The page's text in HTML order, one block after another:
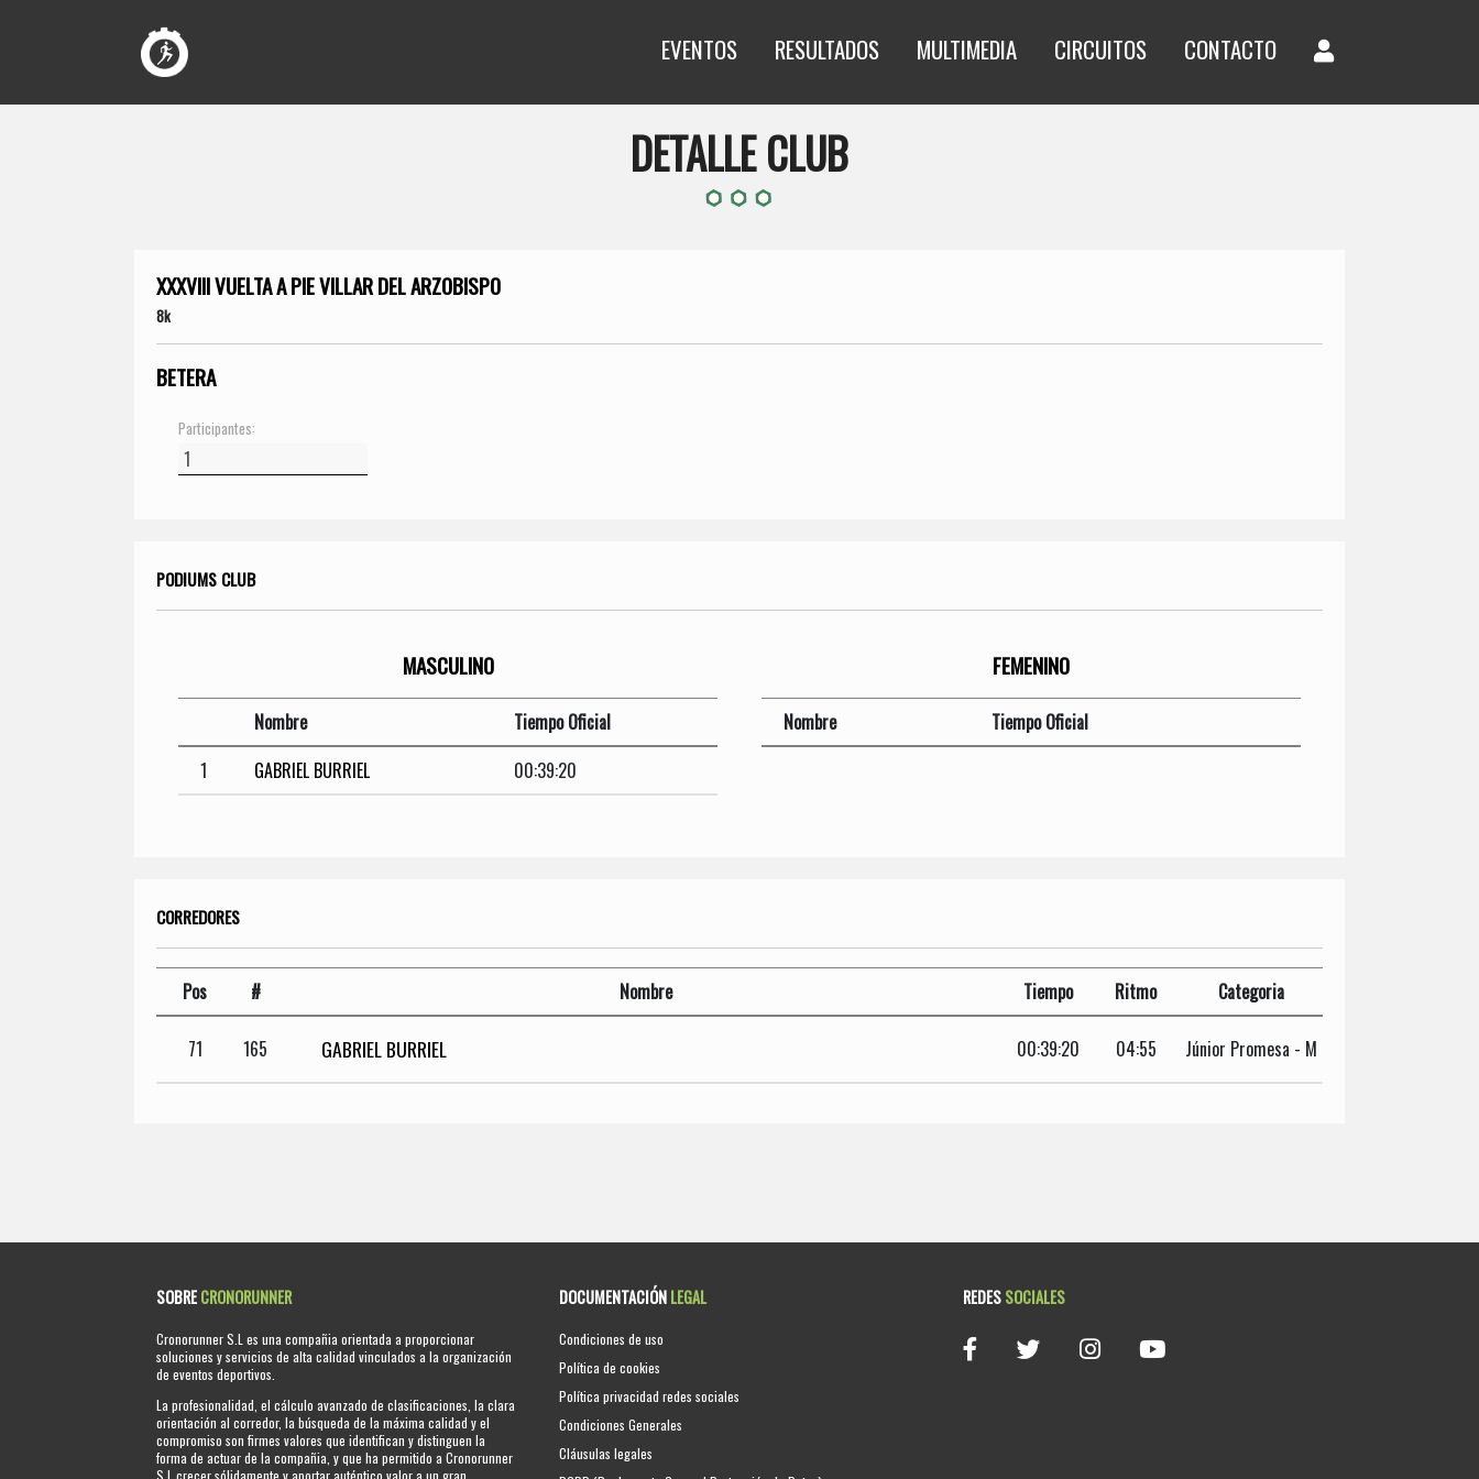
EVENTOS RESULTADOS MULTIMEDIA CIRCUITOS CONTACTO
DETALLE CLUB
XXXVIII VUELTA A PIE VILLAR DEL ARZOBISPO
8k
BETERA
Participantes:
PODIUMS CLUB
MASCULINO
Nombre
Tiempo Oficial
1
GABRIEL BURRIEL 00:39:20
FEMENINO
Nombre Tiempo Oficial
CORREDORES
Pos # Nombre Tiempo Ritmo Categoria
71 165 GABRIEL BURRIEL 00:39:20 04:55 Júnior Promesa - M
SOBRECRONORUNNER
Cronorunner S.L es una compañia orientada a proporcionar
soluciones y servicios de alta calidad vinculados a la organización
de eventos deportivos.
La profesionalidad, el cálculo avanzado de clasificaciones, la clara
orientación al corredor, la búsqueda de la máxima calidad y el
compromiso son firmes valores que identifican y distinguen la
forma de actuar de la compañia, y que ha permitido a Cronorunner
S.L crecer sólidamente y aportar auténtico valor a un gran
DOCUMENTACIÓNLEGAL
Condiciones de uso
Política de cookies
Política privacidad redes sociales
Condiciones Generales
Cláusulas legales
REDESSOCIALES